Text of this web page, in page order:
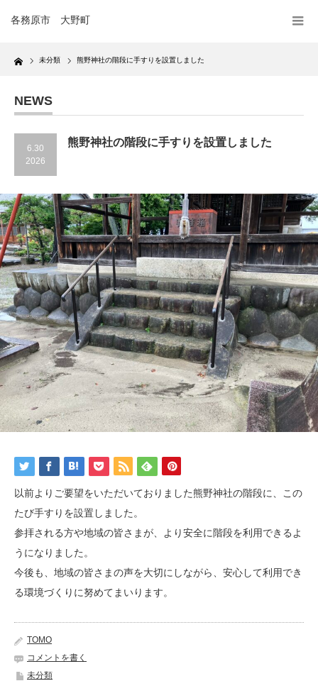
各務原市 大野町
Home 未分類 熊野神社の階段に手すりを設置しました
NEWS
6.30
2026
熊野神社の階段に手すりを設置しました
以前よりご要望をいただいておりました熊野神社の階段に、この
たび手すりを設置しました。
参拝される方や地域の皆さまが、より安全に階段を利用できるよ
うになりました。
今後も、地域の皆さまの声を大切にしながら、安心して利用でき
る環境づくりに努めてまいります。
TOMO
コメントを書く
未分類